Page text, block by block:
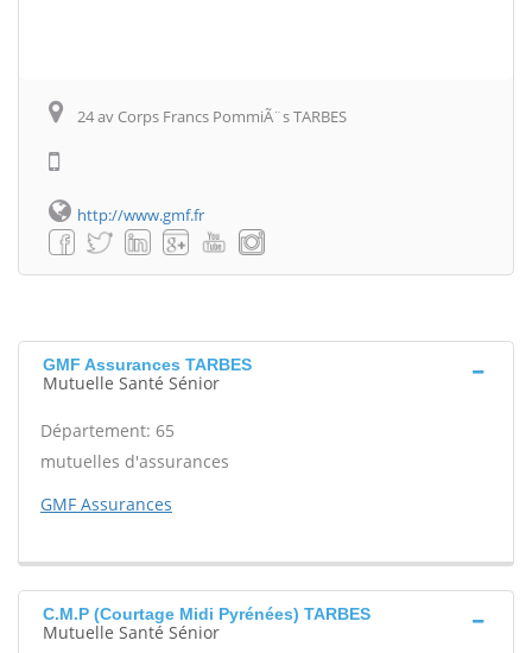
24 av Corps Francs PommiÃ¨s TARBES
http://www.gmf.fr
GMF Assurances TARBES
Mutuelle Santé Sénior
Département: 65
mutuelles d'assurances
GMF Assurances
C.M.P (Courtage Midi Pyrénées) TARBES
Mutuelle Santé Sénior